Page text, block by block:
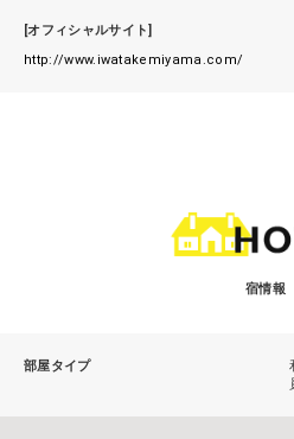
[オフィシャルサイト]
http://www.iwatakemiyama.com/
宿情報
部屋タイプ